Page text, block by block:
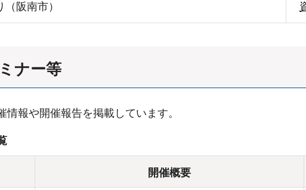
阪南市）
ナー等
報や開催報告を掲載しています。
開催概要